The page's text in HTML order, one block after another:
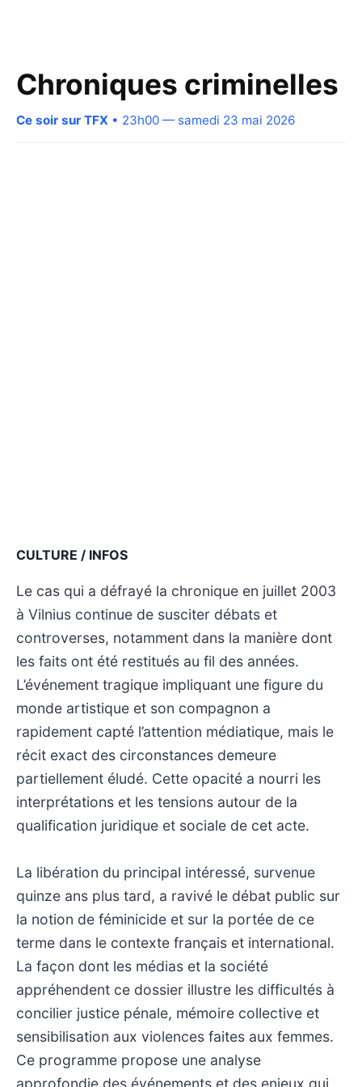
Chroniques criminelles
Ce soir sur TFX • 23h00 — samedi 23 mai 2026
CULTURE / INFOS
Le cas qui a défrayé la chronique en juillet 2003
à Vilnius continue de susciter débats et
controverses, notamment dans la manière dont
les faits ont été restitués au fil des années.
L’événement tragique impliquant une figure du
monde artistique et son compagnon a
rapidement capté l’attention médiatique, mais le
récit exact des circonstances demeure
partiellement éludé. Cette opacité a nourri les
interprétations et les tensions autour de la
qualification juridique et sociale de cet acte.
La libération du principal intéressé, survenue
quinze ans plus tard, a ravivé le débat public sur
la notion de féminicide et sur la portée de ce
terme dans le contexte français et international.
La façon dont les médias et la société
appréhendent ce dossier illustre les difficultés à
concilier justice pénale, mémoire collective et
sensibilisation aux violences faites aux femmes.
Ce programme propose une analyse
approfondie des événements et des enjeux qui